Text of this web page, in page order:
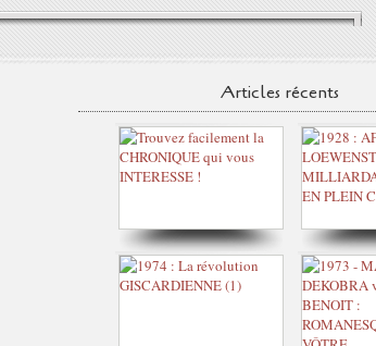
Articles récents